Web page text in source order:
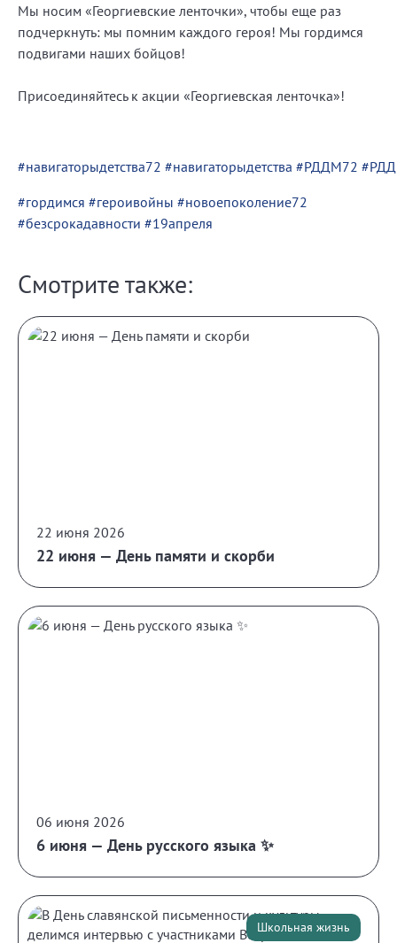
Мы носим «Георгиевские ленточки», чтобы еще раз
подчеркнуть: мы помним каждого героя! Мы гордимся
подвигами наших бойцов!
Присоединяйтесь к акции «Георгиевская ленточка»!
#навигаторыдетства72 #навигаторыдетства #РДДМ72
#гордимся #героивойны #новоепоколение72
#безсрокадавности #19апреля
Смотрите также:
22 июня 2026
22 июня — День памяти и скорби
06 июня 2026
6 июня — День русского языка ✨
Школьная жизнь